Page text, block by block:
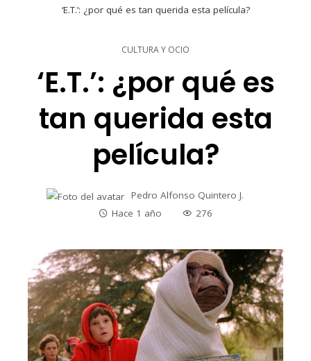
‘E.T.’: ¿por qué es tan querida esta película?
CULTURA Y OCIO
‘E.T.’: ¿por qué es
tan querida esta
película?
Pedro Alfonso Quintero J.
Hace 1 año
276